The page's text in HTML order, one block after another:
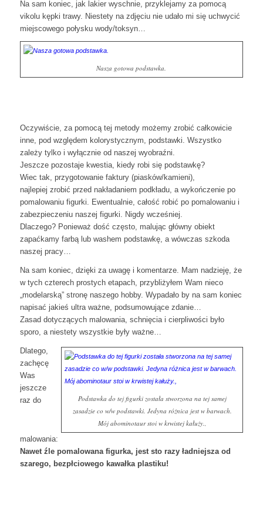
Na sam koniec, jak lakier wyschnie, przyklejamy za pomocą
vikolu kępki trawy. Niestety na zdjęciu nie udało mi się uchwycić
miejscowego połysku wody/toksyn…
Nasza gotowa podstawka.
Oczywiście, za pomocą tej metody możemy zrobić całkowicie
inne, pod względem kolorystycznym, podstawki. Wszystko
zależy tylko i wyłącznie od naszej wyobraźni.
Jeszcze pozostaje kwestia, kiedy robi się podstawkę?
Wiec tak, przygotowanie faktury (piasków/kamieni),
najlepiej zrobić przed nakładaniem podkładu, a wykończenie po
pomalowaniu figurki. Ewentualnie, całość robić po pomalowaniu i
zabezpieczeniu naszej figurki. Nigdy wcześniej.
Dlaczego? Ponieważ dość często, malując główny obiekt
zapaćkamy farbą lub washem podstawkę, a wówczas szkoda
naszej pracy…
Na sam koniec, dzięki za uwagę i komentarze. Mam nadzieję, że
w tych czterech prostych etapach, przybliżyłem Wam nieco
„modelarską” stronę naszego hobby. Wypadało by na sam koniec
napisać jakieś ultra ważne, podsumowujące zdanie…
Zasad dotyczących malowania, schnięcia i cierpliwości było
sporo, a niestety wszystkie były ważne…
Podstawka do tej figurki została stworzona na tej samej
zasadzie co w/w podstawki. Jedyna różnica jest w barwach.
Mój abominotaur stoi w krwistej kałuży.,
Dlatego,
zachęcę
Was
jeszcze
raz do
malowania:
Nawet źle pomalowana figurka, jest sto razy ładniejsza od
szarego, bezpłciowego kawałka plastiku!